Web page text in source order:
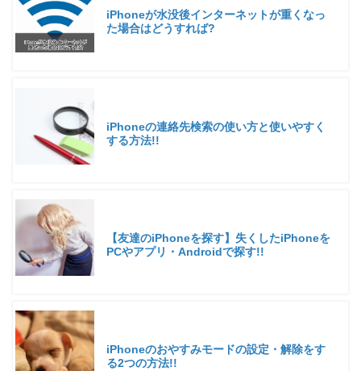
iPhoneが水没後インターネットが重くなっ
た場合はどうすれば?
iPhoneの連絡先検索の使い方と使いやすく
する方法!!
【友達のiPhoneを探す】失くしたiPhoneを
PCやアプリ・Androidで探す!!
iPhoneのおやすみモードの設定・解除をす
る2つの方法!!